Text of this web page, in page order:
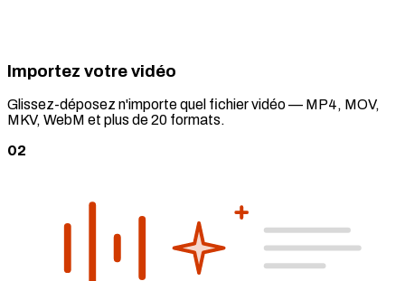
Importez votre vidéo
Glissez-déposez n'importe quel fichier vidéo — MP4, MOV,
MKV, WebM et plus de 20 formats.
02